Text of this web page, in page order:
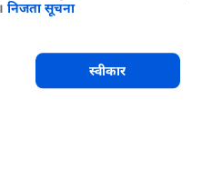
निजता सूचना
स्वीकार